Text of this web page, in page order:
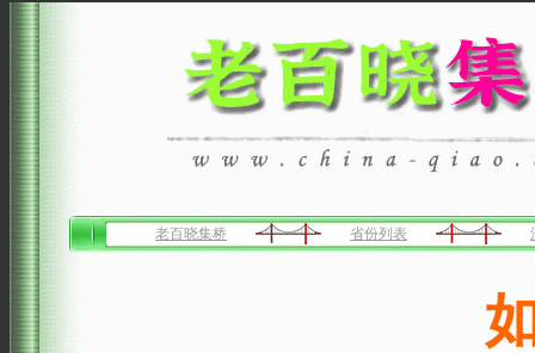
老百晓集桥 省份列表